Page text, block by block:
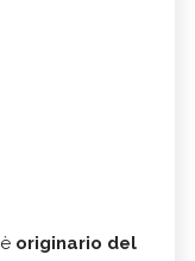
è originario del